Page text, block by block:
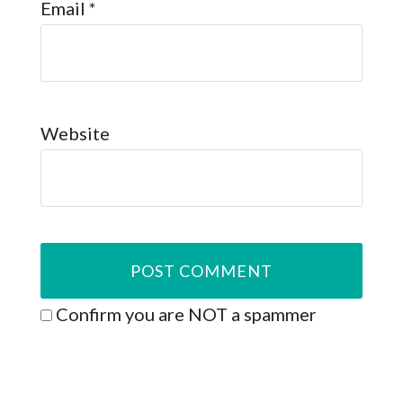
Email *
Website
Confirm you are NOT a spammer